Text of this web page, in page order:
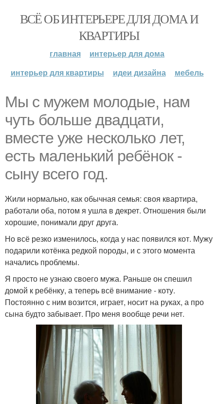
ВСЁ ОБ ИНТЕРЬЕРЕ ДЛЯ ДОМА И
КВАРТИРЫ
главная
интерьер для дома
интерьер для квартиры
идеи дизайна мебель
Мы с мужем молодые, нам
чуть больше двадцати,
вместе уже несколько лет,
есть маленький ребёнок -
сыну всего год.
Жили нормально, как обычная семья: своя квартира,
работали оба, потом я ушла в декрет. Отношения были
хорошие, понимали друг друга.
Но всё резко изменилось, когда у нас появился кот. Мужу
подарили котёнка редкой породы, и с этого момента
начались проблемы.
Я просто не узнаю своего мужа. Раньше он спешил
домой к ребёнку, а теперь всё внимание - коту.
Постоянно с ним возится, играет, носит на руках, а про
сына будто забывает. Про меня вообще речи нет.